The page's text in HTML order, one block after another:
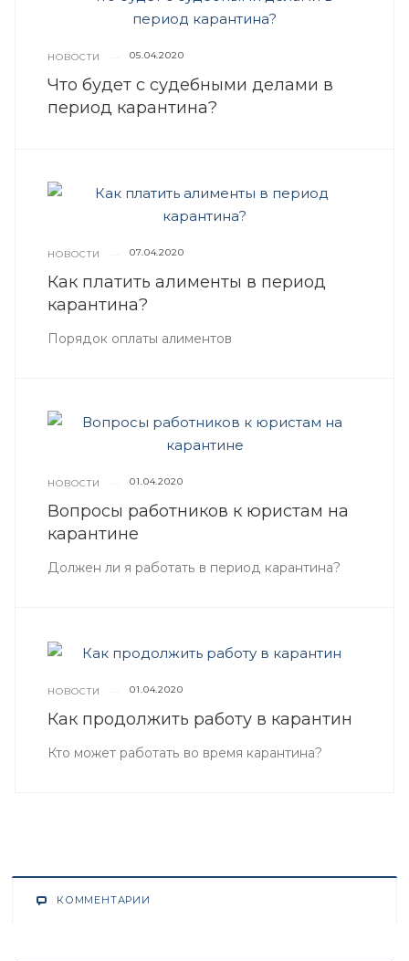
НОВОСТИ 05.04.2020
Что будет с судебными делами в
период карантина?
НОВОСТИ 07.04.2020
Как платить алименты в период
карантина?
Порядок оплаты алиментов
НОВОСТИ 01.04.2020
Вопросы работников к юристам на
карантине
Должен ли я работать в период карантина?
НОВОСТИ 01.04.2020
Как продолжить работу в карантин
Кто может работать во время карантина?
КОММЕНТАРИИ